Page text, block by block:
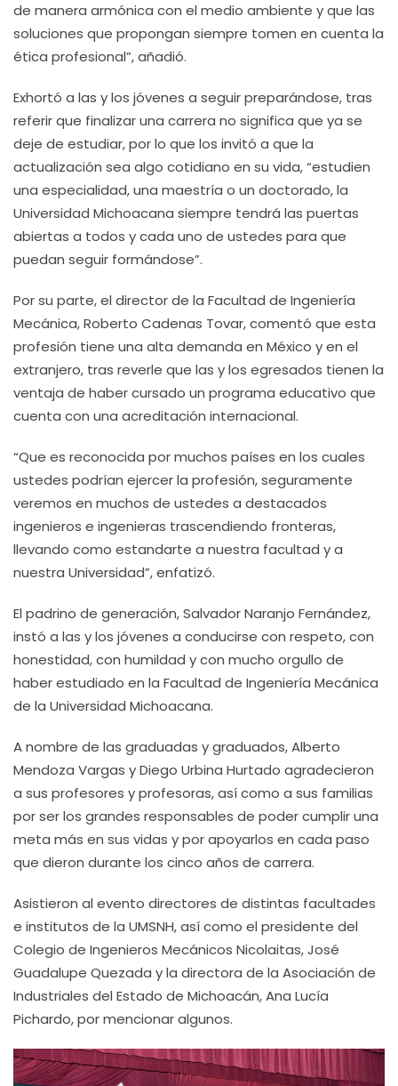
de manera armónica con el medio ambiente y que las
soluciones que propongan siempre tomen en cuenta la
ética profesional”, añadió.
Exhortó a las y los jóvenes a seguir preparándose, tras
referir que finalizar una carrera no significa que ya se
deje de estudiar, por lo que los invitó a que la
actualización sea algo cotidiano en su vida, “estudien
una especialidad, una maestría o un doctorado, la
Universidad Michoacana siempre tendrá las puertas
abiertas a todos y cada uno de ustedes para que
puedan seguir formándose”.
Por su parte, el director de la Facultad de Ingeniería
Mecánica, Roberto Cadenas Tovar, comentó que esta
profesión tiene una alta demanda en México y en el
extranjero, tras reverle que las y los egresados tienen la
ventaja de haber cursado un programa educativo que
cuenta con una acreditación internacional.
“Que es reconocida por muchos países en los cuales
ustedes podrían ejercer la profesión, seguramente
veremos en muchos de ustedes a destacados
ingenieros e ingenieras trascendiendo fronteras,
llevando como estandarte a nuestra facultad y a
nuestra Universidad”, enfatizó.
El padrino de generación, Salvador Naranjo Fernández,
instó a las y los jóvenes a conducirse con respeto, con
honestidad, con humildad y con mucho orgullo de
haber estudiado en la Facultad de Ingeniería Mecánica
de la Universidad Michoacana.
A nombre de las graduadas y graduados, Alberto
Mendoza Vargas y Diego Urbina Hurtado agradecieron
a sus profesores y profesoras, así como a sus familias
por ser los grandes responsables de poder cumplir una
meta más en sus vidas y por apoyarlos en cada paso
que dieron durante los cinco años de carrera.
Asistieron al evento directores de distintas facultades
e institutos de la UMSNH, así como el presidente del
Colegio de Ingenieros Mecánicos Nicolaitas, José
Guadalupe Quezada y la directora de la Asociación de
Industriales del Estado de Michoacán, Ana Lucía
Pichardo, por mencionar algunos.